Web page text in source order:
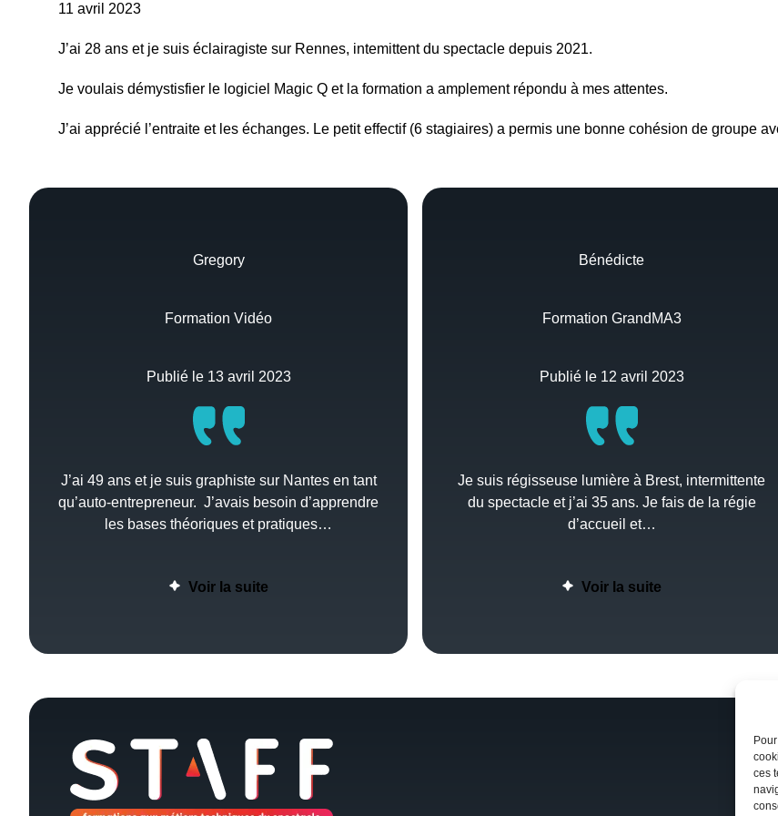
ces
11 avril 2023
J’ai 28 ans et je suis éclairagiste sur Rennes, intemittent du spectacle depuis 2021.
Je voulais démystisfier le logiciel Magic Q et la formation a amplement répondu à mes attentes.
J’ai apprécié l’entraite et les échanges. Le petit effectif (6 stagiaires) a permis une bonne cohésion de groupe
Gregory
Formation Vidéo
Publié le 13 avril 2023
J’ai 49 ans et je suis graphiste sur Nantes en tant
qu’auto-entrepreneur. J’avais besoin d’apprendre
les bases théoriques et pratiques…
Voir la suite
Bénédicte
Formation GrandMA3
Publié le 12 avril 2023
Je suis régisseuse lumière à Brest, intermittente
du spectacle et j’ai 35 ans. Je fais de la régie
d’accueil et…
Voir la suite